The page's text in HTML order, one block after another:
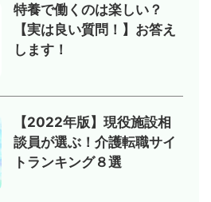
特養で働くのは楽しい？
【実は良い質問！】お答え
します！
【2022年版】現役施設相
談員が選ぶ！介護転職サイ
トランキング８選